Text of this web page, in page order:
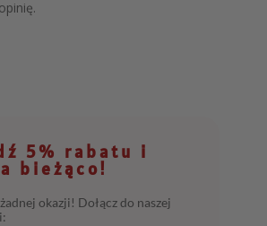
5% rabatu i
bieżąco!
okazji! Dołącz do naszej